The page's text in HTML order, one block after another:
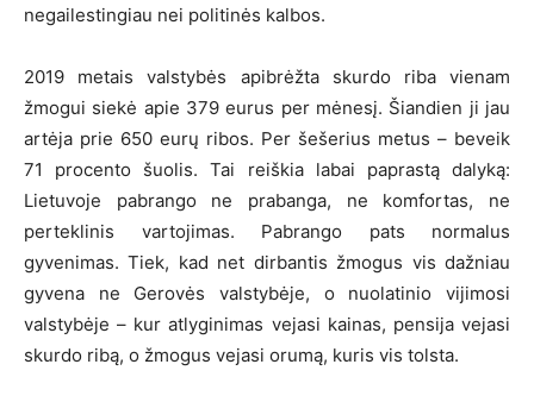
negailestingiau nei politinės kalbos.
2019 metais valstybės apibrėžta skurdo riba vienam
žmogui siekė apie 379 eurus per mėnesį. Šiandien ji jau
artėja prie 650 eurų ribos. Per šešerius metus – beveik
71 procento šuolis. Tai reiškia labai paprastą dalyką:
Lietuvoje pabrango ne prabanga, ne komfortas, ne
perteklinis vartojimas. Pabrango pats normalus
gyvenimas. Tiek, kad net dirbantis žmogus vis dažniau
gyvena ne Gerovės valstybėje, o nuolatinio vijimosi
valstybėje – kur atlyginimas vejasi kainas, pensija vejasi
skurdo ribą, o žmogus vejasi orumą, kuris vis tolsta.